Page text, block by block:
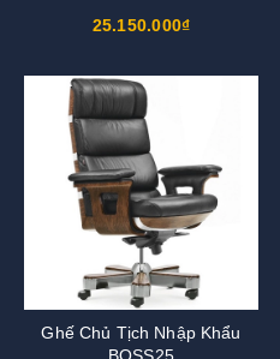
25.150.000₫
Ghế Chủ Tịch Nhập Khẩu
BOSS25